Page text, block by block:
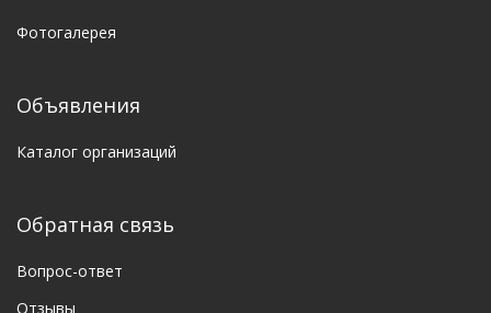
Фотогалерея
Объявления
Каталог организаций
Обратная связь
Вопрос-ответ
Отзывы